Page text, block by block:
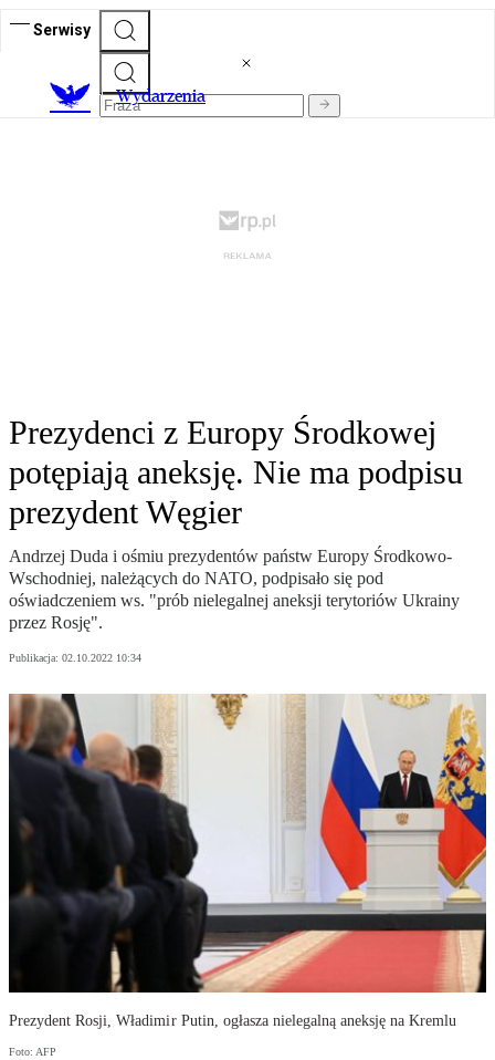
Serwisy
Wydarzenia
Prezydenci z Europy Środkowej
potępiają aneksję. Nie ma podpisu
prezydent Węgier
Andrzej Duda i ośmiu prezydentów państw Europy Środkowo-
Wschodniej, należących do NATO, podpisało się pod
oświadczeniem ws. "prób nielegalnej aneksji terytoriów Ukrainy
przez Rosję".
Publikacja: 02.10.2022 10:34
Prezydent Rosji, Władimir Putin, ogłasza nielegalną aneksję na Kremlu
Foto: AFP